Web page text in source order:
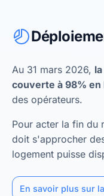
Au 31 mars 2026,
couverte à 98% en
des opérateurs.
Pour acter la fin du
doit s'approcher
logement puisse
En savoir plus sur